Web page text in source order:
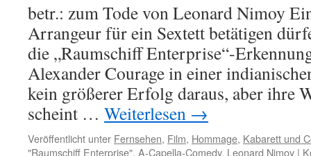
betr.: zum Tode von Leonard Nimoy
Arrangeur für ein Sextett betätigen
die „Raumschiff Enterprise“-
Alexander Courage in einer
kein größerer Erfolg daraus, aber ihre
scheint … Weiterlesen →
Veröffentlicht unter Fernsehen, Film, Hommage, Kabarett und
"Raumschiff Enterprise", A-Capella-Comedy, Leonard Nimoy |